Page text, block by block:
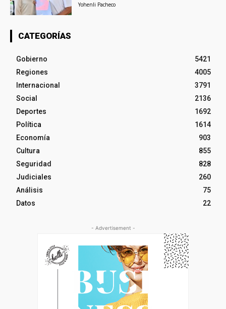
Yohenli Pacheco
CATEGORÍAS
Gobierno
5421
Regiones
4005
Internacional
3791
Social
2136
Deportes
1692
Política
1614
Economía
903
Cultura
855
Seguridad
828
Judiciales
260
Análisis
75
Datos
22
- Advertisement -